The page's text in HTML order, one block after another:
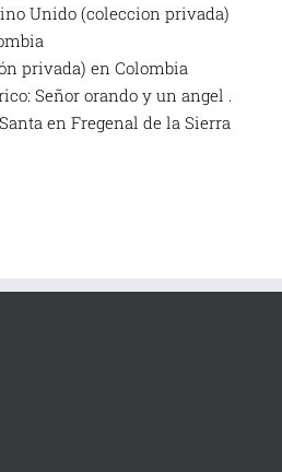
Unido (coleccion privada)
privada) en Colombia
Señor orando y un angel .
en Fregenal de la Sierra